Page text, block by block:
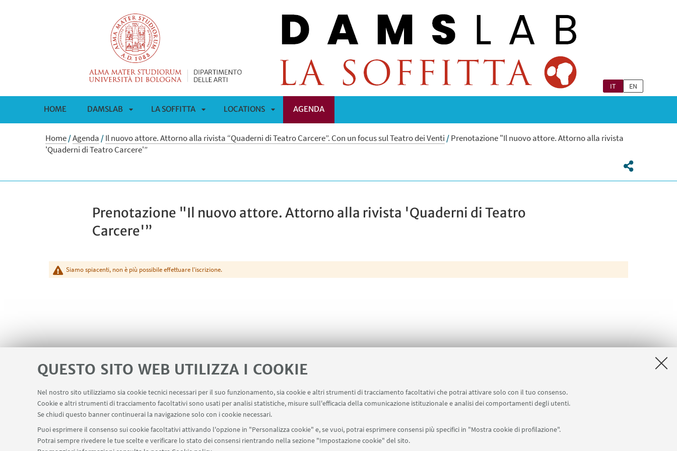
QUESTO SITO WEB UTILIZZA I COOKIE
Nel nostro sito utilizziamo sia cookie tecnici necessari per il suo funzionamento, sia cookie e altri strumenti di tracciamento facoltativi che potrai attivare solo con il tuo consenso.
Cookie e altri strumenti di tracciamento facoltativi sono usati per analisi statistiche, misure sull'efficacia della comunicazione istituzionale e analisi dei comportamenti degli utenti.
Se chiudi questo banner continuerai la navigazione solo con i cookie necessari.
Puoi esprimere il consenso sui cookie facoltativi attivando l'opzione in "Personalizza cookie" e, se vuoi, potrai esprimere consensi più specifici in "Mostra cookie di profilazione".
Potrai sempre rivedere le tue scelte e verificare lo stato dei consensi rientrando nella sezione "Impostazione cookie" del sito.
IT EN
HOME DAMSLAB
APRI
LA SOFFITTA
APRI
LOCATIONS
APRI
AGENDA
Home/Agenda /Il nuovo attore. Attorno alla rivista “Quaderni di Teatro Carcere”. Con un focus sul Teatro dei Venti /Prenotazione "Il nuovo attore. Attorno alla rivista
'Quaderni di Teatro Carcere'”
Prenotazione "Il nuovo attore. Attorno alla rivista 'Quaderni di Teatro
Carcere'”
Siamo spiacenti, non è più possibile effettuare l'iscrizione.